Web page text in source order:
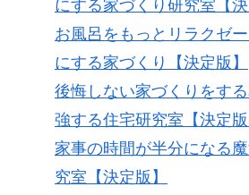
にする家づくり研究室【決
お風呂をもっとリラクゼ
にする家づくり【決定版】
後悔しない家づくりをす
強する住宅研究室【決定版
家事の時間が半分になる
究室【決定版】